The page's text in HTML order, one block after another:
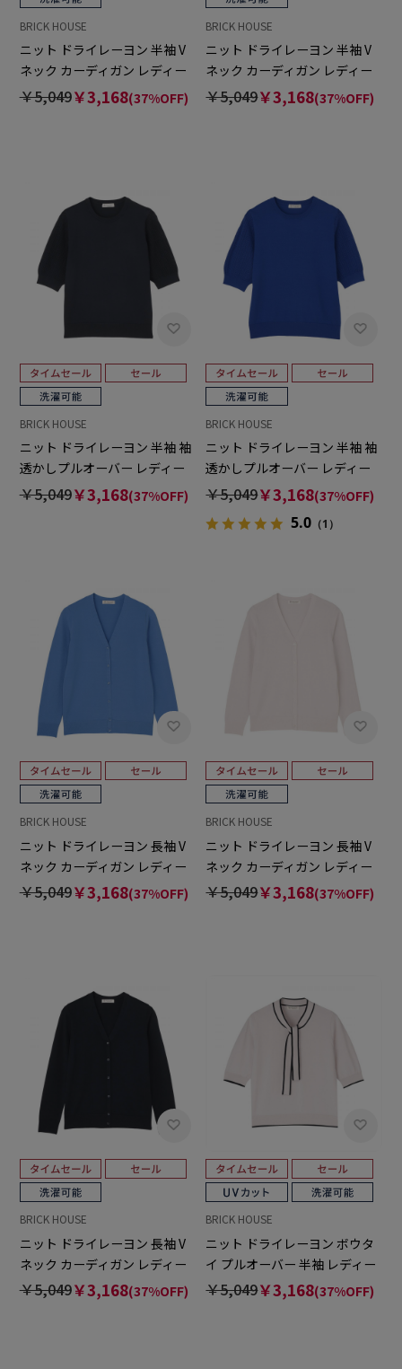
BRICK HOUSE
ニット ドライレーヨン 半袖 V
ネック カーディガン レディー
ス
￥5,049￥3,168(37%OFF)
BRICK HOUSE
ニット ドライレーヨン 半袖 V
ネック カーディガン レディー
ス
￥5,049￥3,168(37%OFF)
BRICK HOUSE
ニット ドライレーヨン 半袖 袖
透かしプルオーバー レディー
ス
￥5,049￥3,168(37%OFF)
BRICK HOUSE
ニット ドライレーヨン 半袖 袖
透かしプルオーバー レディー
ス
￥5,049￥3,168(37%OFF)
5.0 （1）
BRICK HOUSE
ニット ドライレーヨン 長袖 V
ネック カーディガン レディー
ス
￥5,049￥3,168(37%OFF)
BRICK HOUSE
ニット ドライレーヨン 長袖 V
ネック カーディガン レディー
ス
￥5,049￥3,168(37%OFF)
BRICK HOUSE
ニット ドライレーヨン 長袖 V
ネック カーディガン レディー
ス
￥5,049￥3,168(37%OFF)
BRICK HOUSE
ニット ドライレーヨン ボウタ
イ プルオーバー 半袖 レディー
ス
￥5,049￥3,168(37%OFF)